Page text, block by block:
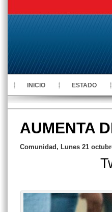
INICIO ESTADO
AUMENTA
Comunidad, Lunes 21